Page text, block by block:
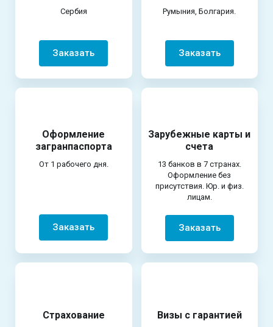
Сербия
Заказать
Румыния, Болгария.
Заказать
Оформление
загранпаспорта
От 1 рабочего дня.
Заказать
Зарубежные карты и
счета
13 банков в 7 странах.
Оформление без
присутствия. Юр. и физ.
лицам.
Заказать
Страхование Визы с гарантией